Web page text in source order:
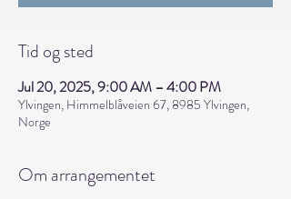
Tid og sted
Jul 20, 2025, 9:00 AM – 4:00 PM
Ylvingen, Himmelblåveien 67, 8985 Ylvingen,
Norge
Om arrangementet